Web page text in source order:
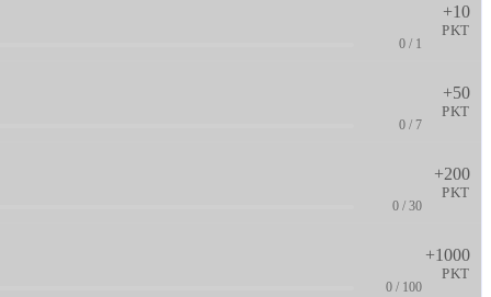
0 / 1
+10
PKT
0 / 7
+50
PKT
0 / 30
+200
PKT
0 / 100
+1000
PKT